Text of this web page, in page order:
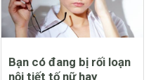
Bạn có đang bị rối loạn
nội tiết tố nữ hay